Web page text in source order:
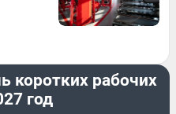
коротких рабочих
год